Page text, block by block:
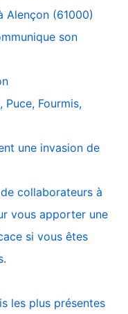
Alençon (61000)
son
Puce, Fourmis,
une invasion de
collaborateurs à
vous apporter une
si vous êtes
les plus présentes